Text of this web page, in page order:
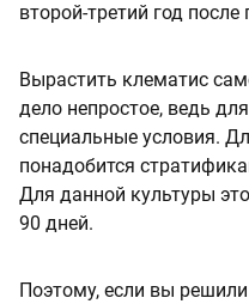
второй-третий год после
Вырастить клематис
дело непростое, ведь
специальные условия.
понадобится
Для данной культуры
90 дней.
Поэтому, если вы